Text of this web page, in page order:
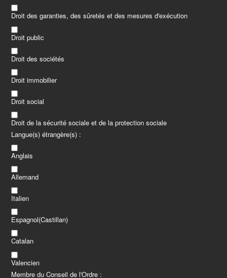
Droit des garanties, des sûretés et des mesures d'exécution
Droit public
Droit des sociétés
Droit immobilier
Droit social
Droit de la sécurité sociale et de la protection sociale
Langue(s) étrangère(s) :
Anglais
Allemand
Italien
Espagnol(Castillan)
Catalan
Valencien
Membre du Conseil de l'Ordre :